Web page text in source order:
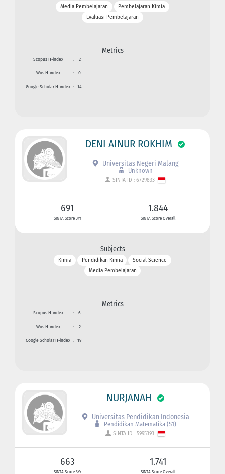
Media Pembelajaran
Pembelajaran Kimia
Evaluasi Pembelajaran
Metrics
Scopus H-index : 2
Wos H-index : 0
Google Scholar H-index : 14
DENI AINUR ROKHIM
Universitas Negeri Malang
Unknown
SINTA ID : 6729833
691
SINTA Score 3Yr
1.844
SINTA Score Overall
Subjects
Kimia Pendidikan Kimia
Social Science
Media Pembelajaran
Metrics
Scopus H-index : 6
Wos H-index : 2
Google Scholar H-index : 19
NURJANAH
Universitas Pendidikan Indonesia
Pendidikan Matematika (S1)
SINTA ID : 5995393
663
SINTA Score 3Yr
1.741
SINTA Score Overall